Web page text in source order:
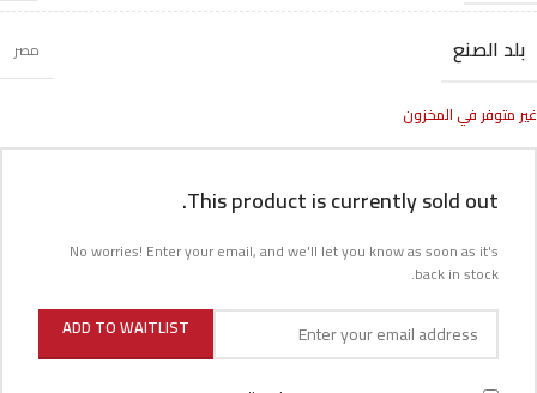
بلد الصنع مصر
غير متوفر في المخزون
This product is currently sold out.
No worries! Enter your email, and we'll let you know as soon as it's
back in stock.
ADD TO WAITLIST